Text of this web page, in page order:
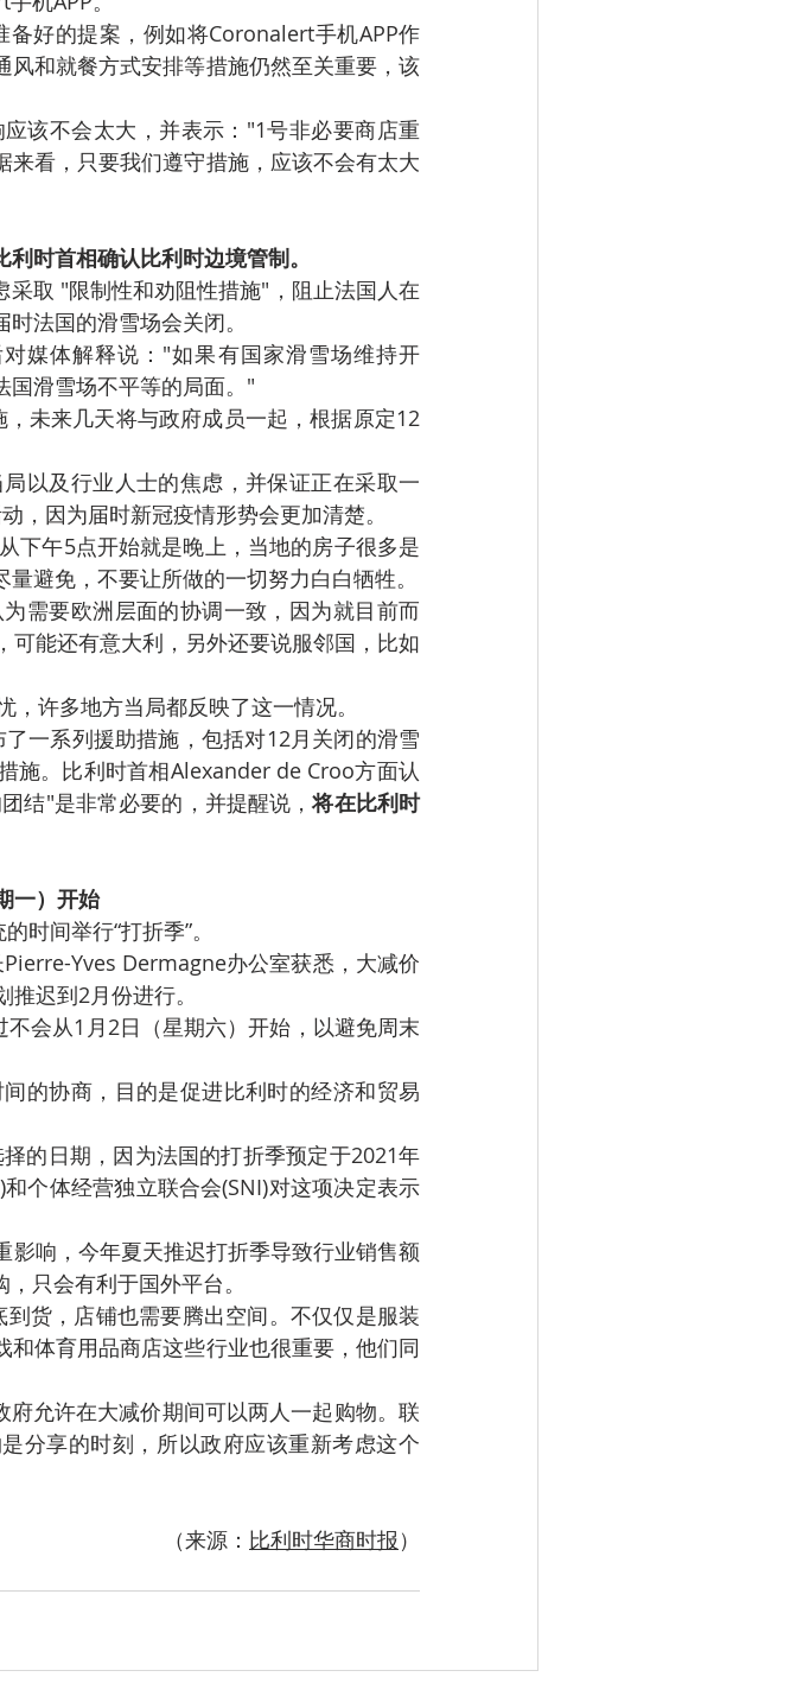
好的提案，例如将Coronalert手机APP作
和就餐方式安排等措施仍然至关重要，该
该不会太大，并表示："1号非必要商店重
看，只要我们遵守措施，应该不会有太大
时首相确认比利时边境管制。
取 "限制性和劝阻性措施"，阻止法国人在
法国的滑雪场会关闭。
媒体解释说："如果有国家滑雪场维持开
国滑雪场不平等的局面。"
未来几天将与政府成员一起，根据原定12
以及行业人士的焦虑，并保证正在采取一
，因为届时新冠疫情形势会更加清楚。
下午5点开始就是晚上，当地的房子很多是
避免，不要让所做的一切努力白白牺牲。
需要欧洲层面的协调一致，因为就目前而
能还有意大利，另外还要说服邻国，比如
许多地方当局都反映了这一情况。
一系列援助措施，包括对12月关闭的滑雪
施。比利时首相Alexander de Croo方面认
结"是非常必要的，并提醒说，将在比利时
一）开始
时间举行“打折季”。
Yves Dermagne办公室获悉，大减价
迟到2月份进行。
会从1月2日（星期六）开始，以避免周末
的协商，目的是促进比利时的经济和贸易
的日期，因为法国的打折季预定于2021年
个体经营独立联合会(SNI)对这项决定表示
响，今年夏天推迟打折季导致行业销售额
只会有利于国外平台。
货，店铺也需要腾出空间。不仅仅是服装
体育用品商店这些行业也很重要，他们同
允许在大减价期间可以两人一起购物。联
分享的时刻，所以政府应该重新考虑这个
（来源： 比利时华商时报）